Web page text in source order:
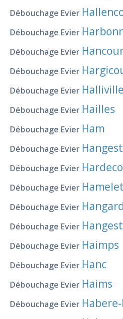
Débouchage Evier
Débouchage Evier
Débouchage Evier
Débouchage Evier
Débouchage Evier
Débouchage Evier Hailles
Débouchage Evier Ham
Débouchage Evier
Débouchage Evier
Débouchage Evier Hamelet
Débouchage Evier Hangard
Débouchage Evier
Débouchage Evier Haimps
Débouchage Evier Hanc
Débouchage Evier Haims
Débouchage Evier